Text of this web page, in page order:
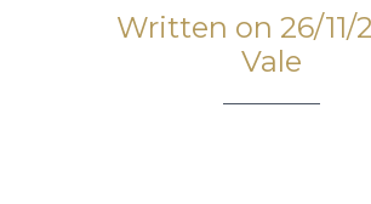
Written on 26/11/
Vale